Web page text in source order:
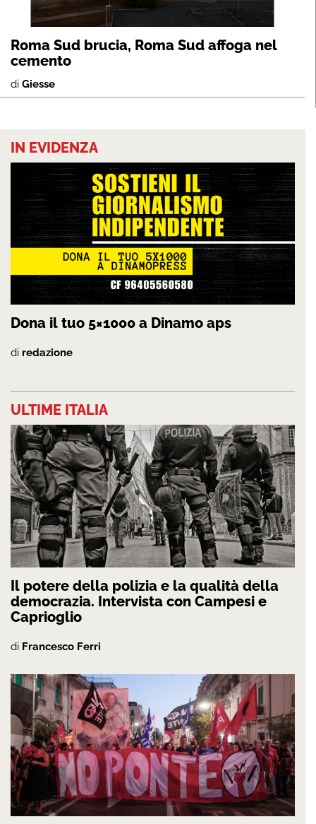
Roma Sud brucia, Roma Sud affoga nel
cemento
di Giesse
IN EVIDENZA
Dona il tuo 5×1000 a Dinamo aps
di redazione
ULTIME ITALIA
Il potere della polizia e la qualità della
democrazia. Intervista con Campesi e
Caprioglio
di Francesco Ferri